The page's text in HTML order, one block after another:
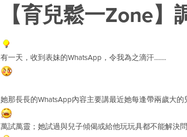
【育兒鬆一Zone
有一天，收到表妹的WhatsApp，令我為之滴汗........
她那長長的WhatsApp內容主要講最近她每逢帶兩歲大
萬試萬靈；她試過與兒子傾偈或給他玩玩具都不能解決問